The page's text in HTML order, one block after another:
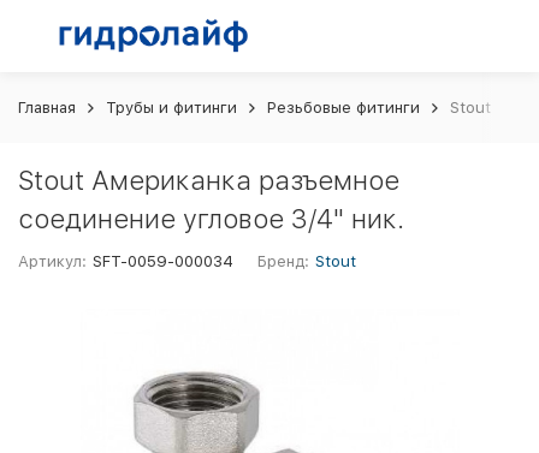
Главная Трубы и фитинги Резьбовые фитинги Stout
Stout Американка разъемное
соединение угловое 3/4" ник.
Артикул: SFT-0059-000034 Бренд: Stout